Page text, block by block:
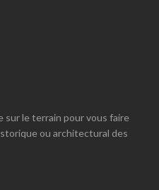
sur le terrain pour vous faire
ou architectural des